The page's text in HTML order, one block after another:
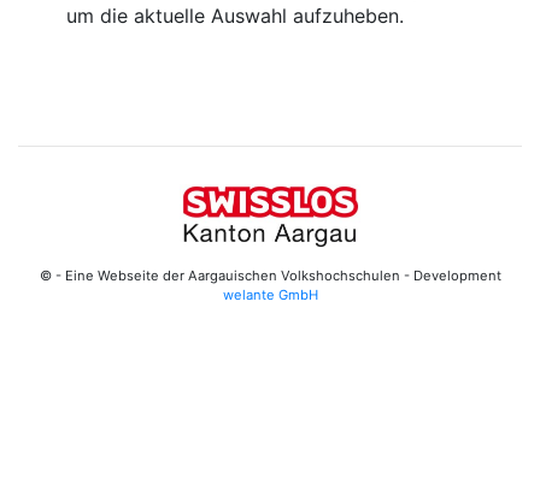
um die aktuelle Auswahl aufzuheben.
© - Eine Webseite der Aargauischen Volkshochschulen - Development
welante GmbH